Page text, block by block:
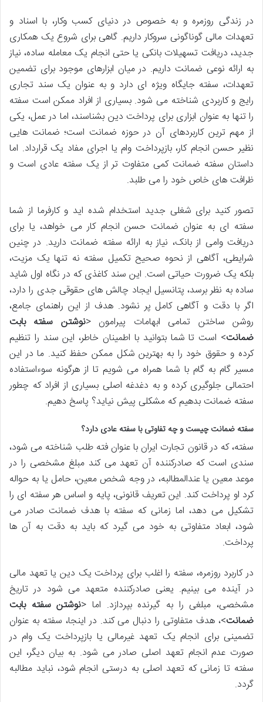
در زندگی روزمره و به خصوص در دنیای کسب وکار، با اسناد و
تعهدات مالی گوناگونی سروکار داریم. گاهی برای شروع یک همکاری
جدید، دریافت تسهیلات بانکی یا حتی انجام یک معامله ساده، نیاز
به ارائه نوعی ضمانت داریم. در میان ابزارهای موجود برای تضمین
تعهدات، سفته جایگاه ویژه ای دارد و به عنوان یک سند تجاری
رایج و کاربردی شناخته می شود. بسیاری از افراد ممکن است سفته
را تنها به عنوان ابزاری برای پرداخت دین بشناسند، اما در عمل، یکی
از مهم ترین کاربردهای آن در حوزه ضمانت است؛ ضمانت هایی
نظیر حسن انجام کار، بازپرداخت وام یا اجرای مفاد یک قرارداد. اما
داستان سفته ضمانت کمی متفاوت تر از یک سفته عادی است و
ظرافت های خاص خود را می طلبد.
تصور کنید برای شغلی جدید استخدام شده اید و کارفرما از شما
سفته ای به عنوان ضمانت حسن انجام کار می خواهد، یا برای
دریافت وامی از بانک، نیاز به ارائه سفته ضمانت دارید. در چنین
شرایطی، آگاهی از نحوه صحیح تکمیل سفته نه تنها یک مزیت،
بلکه یک ضرورت حیاتی است. این سند کاغذی که در نگاه اول شاید
ساده به نظر برسد، پتانسیل ایجاد چالش های حقوقی جدی را دارد،
اگر با دقت و آگاهی کامل پر نشود. هدف از این راهنمای جامع،
روشن ساختن تمامی ابهامات پیرامون <نوشتن سفته بابت
ضمانت> است تا شما بتوانید با اطمینان خاطر، این سند را تنظیم
کرده و حقوق خود را به بهترین شکل ممکن حفظ کنید. ما در این
مسیر گام به گام با شما همراه می شویم تا از هرگونه سوءاستفاده
احتمالی جلوگیری کرده و به دغدغه اصلی بسیاری از افراد که چطور
سفته ضمانت بدهیم که مشکلی پیش نیاید؟ پاسخ دهیم.
سفته ضمانت چیست و چه تفاوتی با سفته عادی دارد؟
سفته، که در قانون تجارت ایران با عنوان فته طلب شناخته می شود،
سندی است که صادرکننده آن تعهد می کند مبلغ مشخصی را در
موعد معین یا عندالمطالبه، در وجه شخص معین، حامل یا به حواله
کرد او پرداخت کند. این تعریف قانونی، پایه و اساس هر سفته ای را
تشکیل می دهد، اما زمانی که سفته با هدف ضمانت صادر می
شود، ابعاد متفاوتی به خود می گیرد که باید به دقت به آن ها
پرداخت.
در کاربرد روزمره، سفته را اغلب برای پرداخت یک دین یا تعهد مالی
در آینده می بینیم. یعنی صادرکننده متعهد می شود در تاریخ
مشخصی، مبلغی را به گیرنده بپردازد. اما <نوشتن سفته بابت
ضمانت>، هدف متفاوتی را دنبال می کند. در اینجا، سفته به عنوان
تضمینی برای انجام یک تعهد غیرمالی یا بازپرداخت یک وام در
صورت عدم انجام تعهد اصلی صادر می شود. به بیان دیگر، این
سفته تا زمانی که تعهد اصلی به درستی انجام شود، نباید مطالبه
گردد.